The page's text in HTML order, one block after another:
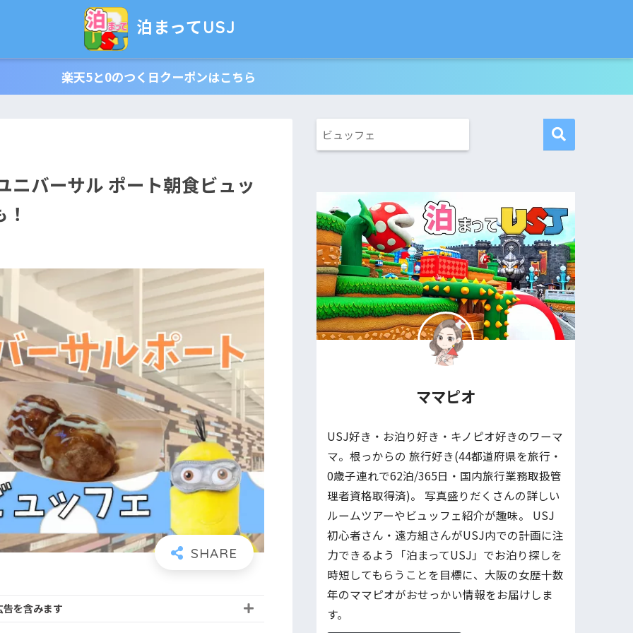
泊まってUSJ
楽天5と0のつく日クーポンはこちら
ニバーサル ポート朝食ビュッ
を含みます
ママピオ
USJ好き・お泊り好き・キノピオ好きのワーマ
マ。根っからの 旅行好き(44都道府県を旅行・
0歳子連れで62泊/365日・国内旅行業務取扱管
理者資格取得済)。 写真盛りだくさんの詳しい
ルームツアーやビュッフェ紹介が趣味。 USJ
初心者さん・遠方組さんがUSJ内での計画に注
力できるよう「泊まってUSJ」でお泊り探しを
時短してもらうことを目標に、大阪の女歴十数
年のママピオがおせっかい情報をお届けしま
す。